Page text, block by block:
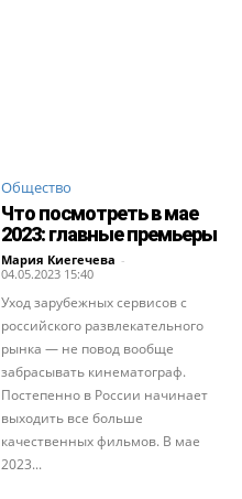
Общество
Что посмотреть в мае
2023: главные премьеры
Мария Киегечева -
04.05.2023 15:40
Уход зарубежных сервисов с
российского развлекательного
рынка — не повод вообще
забрасывать кинематограф.
Постепенно в России начинает
выходить все больше
качественных фильмов. В мае
2023...